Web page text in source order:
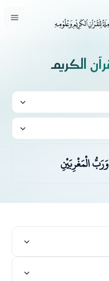
فتح
الكريم
الْمَغْرِبَيْنِ